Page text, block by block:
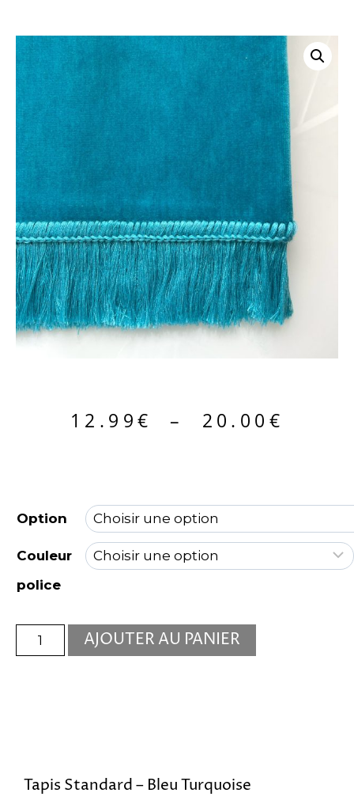
12.99€ – 20.00 €
Option
Couleur
police
AJOUTER AU PANIER
Tapis Standard – Bleu Turquoise